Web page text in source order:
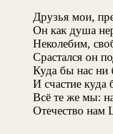
Друзья мои,
Он как душа
Неколебим,
Срастался он
Куда бы нас ни
И счастие куда
Всё те же мы:
Отечество нам